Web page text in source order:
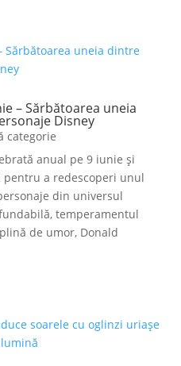
– Sărbătoarea uneia
Disney
categorie
anual pe 9 iunie și
a redescoperi unul
din universul
temperamentul
de umor, Donald